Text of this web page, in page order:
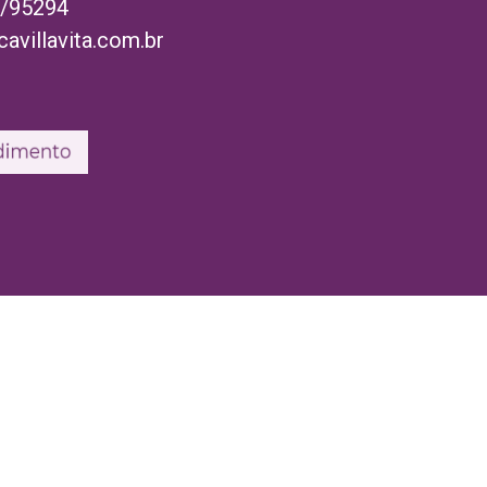
95294